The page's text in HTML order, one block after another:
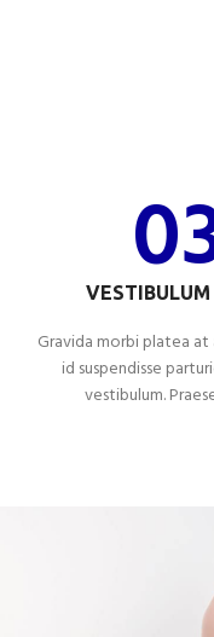
VESTIBULUM
Gravida morbi platea at
id suspendisse
vestibulum.